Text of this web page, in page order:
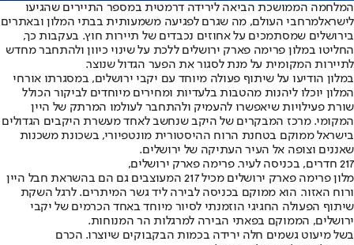
המלחמה הממושכת הביאה לירידה דרמטית במספר התיירים שהגיעו
לישראלמרחבי העולם, מה שגרם לפגיעה משמעותית בבתי המלון ובאתרים
בירושלים שמסתמכים על אחוזים נכבדים של תיירות חוץ. בעקבות כך,
החליטו במלון פרימה פארק ירושלים ללכת על שינוי כיוון ולהתחבר מחדש
לתיירות המקומית על מנת לסגור את הפער הגדול שנוצר.
במלון הודיעו על שיתוף פעולה מיוחד עם יקבי ירושלים, במסגרתו אורחי
המלון יוכלו ליהנות מהטבות בלעדיות ומחירים מיוחדים לביקור הכולל
שורת פעילויות שיאפשרו להעמיק ולהתחבר לעולמו המרתק של היין
המקומי. מרכז המבקרים של היקב שנחשב לאחד מעשרת היקבים הגדולים
בישראל ממוקם בטחנת הרוח ההיסטורית מונטפיורי, בשכונת משכנות
שאננים וצופה אל העיר העתיקה של ירושלים.
217 חדרים, בכניסה לעיר. פרימה פארק ירושלים,
מלון פרימה פארק ירושלים מכיל 217 המעוצבים גם הם בהשראת חבל היין
ורוח האזור. הוא ממוקם בכניסה לבירה ליד גשר המיתרים. לרגל השקת
שיתוף הפעולה החגיגי הוזמנתי לסיור מיוחד באחד הכרמים של יקבי
ירושלים, הממוקם בפאתי הבירה למרגלות הר המנוחות.
בשל מיעוט גשמים חלה ירידה בכמות הבקבוקים שיוצרו. הכרם